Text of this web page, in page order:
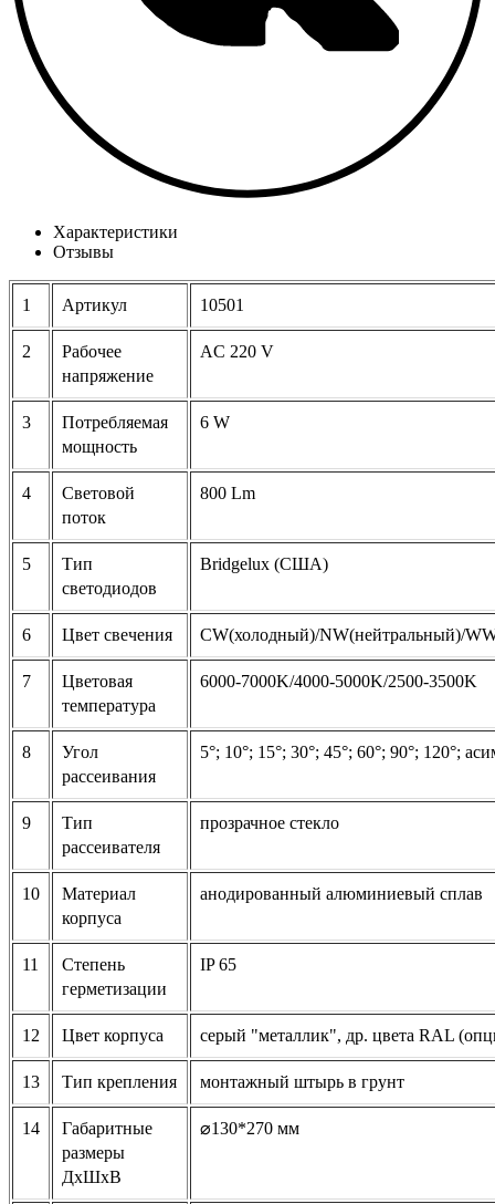
Характеристики
Отзывы
1 Артикул 10501
2
Рабочее
напряжение
AC 220 V
3
Потребляемая
мощность
6 W
4
Световой
поток
800 Lm
5
Тип
светодиодов
Bridgelux (США)
6 Цвет свечения CW(холодный)/NW(нейтральный)/
7
Цветовая
температура
6000-7000K/4000-5000K/2500-3500K
8
Угол
рассеивания
5°; 10°; 15°; 30°; 45°; 60°; 90°; 120°;
9
Тип
рассеивателя
прозрачное стекло
10
Материал
корпуса
анодированный алюминиевый сплав
11
Степень
герметизации
IP 65
12 Цвет корпуса серый "металлик", др. цвета RAL
13 Тип крепления монтажный штырь в грунт
14
Габаритные
размеры
ДхШхВ
⌀130*270 мм